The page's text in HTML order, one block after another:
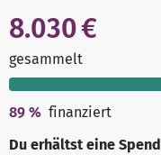
8.030 €
gesammelt
89 % finanziert
Du erhältst eine